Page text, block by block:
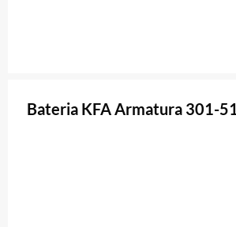
Bateria KFA Armatura 301-